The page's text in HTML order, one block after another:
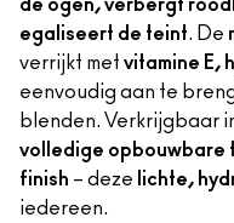
de ogen, verbergt
egaliseert de teint. De
verrijkt met vitamine E,
eenvoudig aan te
blenden. Verkrijgbaar
volledige opbouwbare
finish – deze lichte,
iedereen.